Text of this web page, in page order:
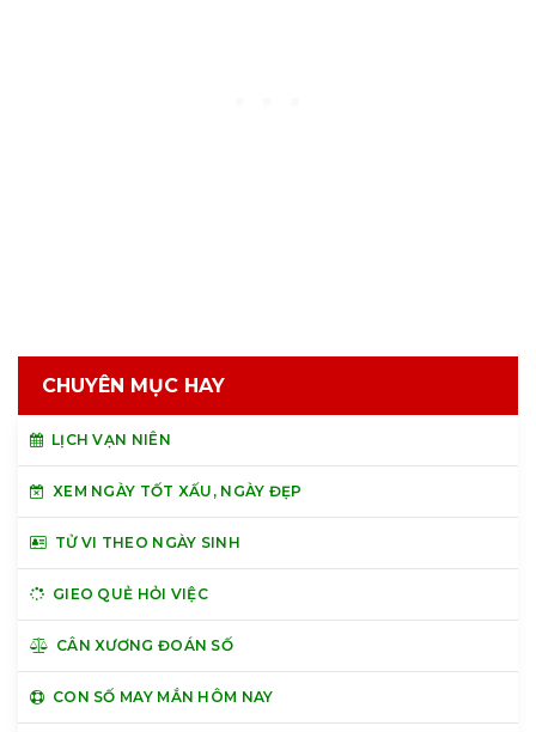
CHUYÊN MỤC HAY
LỊCH VẠN NIÊN
XEM NGÀY TỐT XẤU, NGÀY ĐẸP
TỬ VI THEO NGÀY SINH
GIEO QUẺ HỎI VIỆC
CÂN XƯƠNG ĐOÁN SỐ
CON SỐ MAY MẮN HÔM NAY